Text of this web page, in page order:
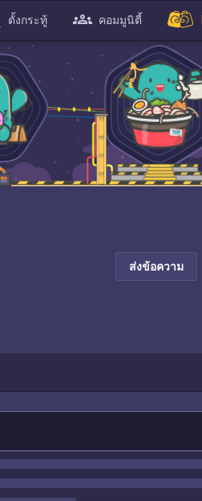
ตั้งกระทู้ คอมมูนิตี้
ส่งข้อความ